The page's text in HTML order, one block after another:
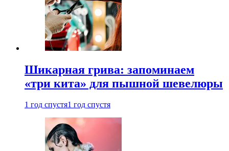
Шикарная грива: запоминаем
«три кита» для пышной шевелюры
1 год спустя1 год спустя